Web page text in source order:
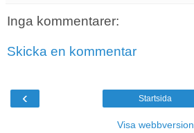
Inga kommentarer:
Skicka en kommentar
‹ Startsida
Visa webbversion